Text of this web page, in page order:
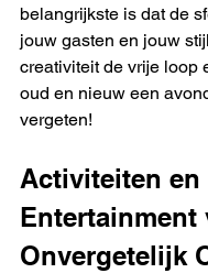
belangrijkste is dat de
jouw gasten en jouw
creativiteit de vrije loop
oud en nieuw een
vergeten!
Activiteiten en
Entertainment
Onvergetelijk